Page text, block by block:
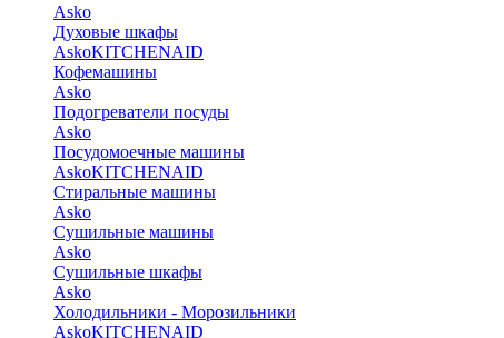
Asko
Духовые шкафы
AskoKITCHENAID
Кофемашины
Asko
Подогреватели посуды
Asko
Посудомоечные машины
AskoKITCHENAID
Стиральные машины
Asko
Сушильные машины
Asko
Сушильные шкафы
Asko
Холодильники - Морозильники
AskoKITCHENAID